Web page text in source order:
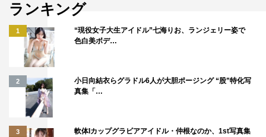
ランキング
1
“現役女子大生アイドル”七海りお、ランジェリー姿で
色白美ボデ…
2
小日向結衣らグラドル6人が大胆ポージング “股”特化写
真集「…
3
軟体Iカップグラビアアイドル・仲根なのか、1st写真集